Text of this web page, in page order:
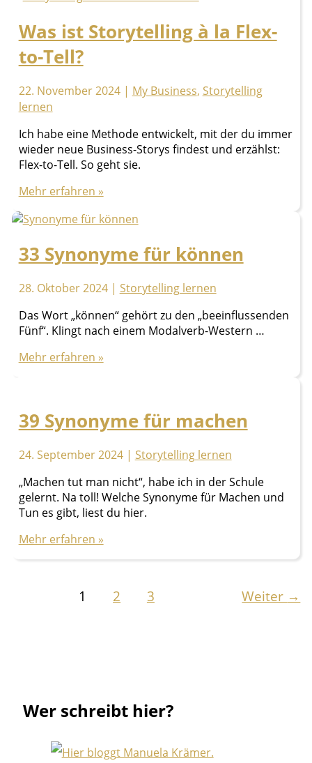
Gag?
Was ist Storytelling à la Flex-
to-Tell?
22. November 2024 | My Business, Storytelling
lernen
Ich habe eine Methode entwickelt, mit der du immer
wieder neue Business-Storys findest und erzählst:
Flex-to-Tell. So geht sie.
Was
Storytelling
la
Flex-
to-
Mehr erfahren »
33 Synonyme für können
28. Oktober 2024 | Storytelling lernen
Das Wort „können“ gehört zu den „beeinflussenden
Fünf“. Klingt nach einem Modalverb-Western …
33
Mehr erfahren »
39 Synonyme für machen
24. September 2024 | Storytelling lernen
„Machen tut man nicht“, habe ich in der Schule
gelernt. Na toll! Welche Synonyme für Machen und
Tun es gibt, liest du hier.
39
Mehr erfahren »
1 2 3 Weiter →
Wer schreibt hier?